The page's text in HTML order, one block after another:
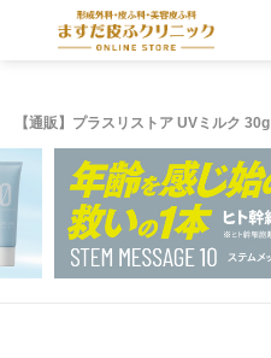
【通販】プラスリストア UVミルク 30g